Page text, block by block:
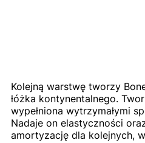
Kolejną warstwę tworzy
łóżka kontynentalnego.
wypełniona wytrzymałymi
Nadaje on elastyczności
amortyzację dla kolejnych,